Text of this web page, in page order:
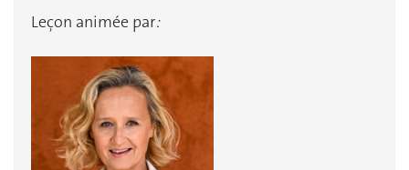
Leçon animée par: